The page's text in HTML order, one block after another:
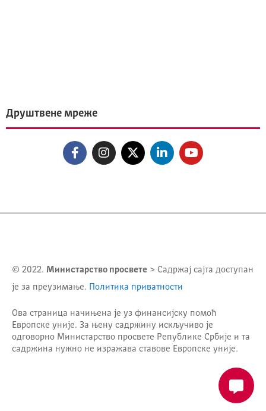
Друштвене мреже
© 2022. Министарство просвете > Садржај сајта доступан
је за преузимање.
Политика приватности
Ова страница начињена је уз финансијску помоћ
Европске уније. За њену садржину искључиво је
одговорно Министарство просвете Републике Србије и та
садржина нужно не изражава ставове Европске уније.